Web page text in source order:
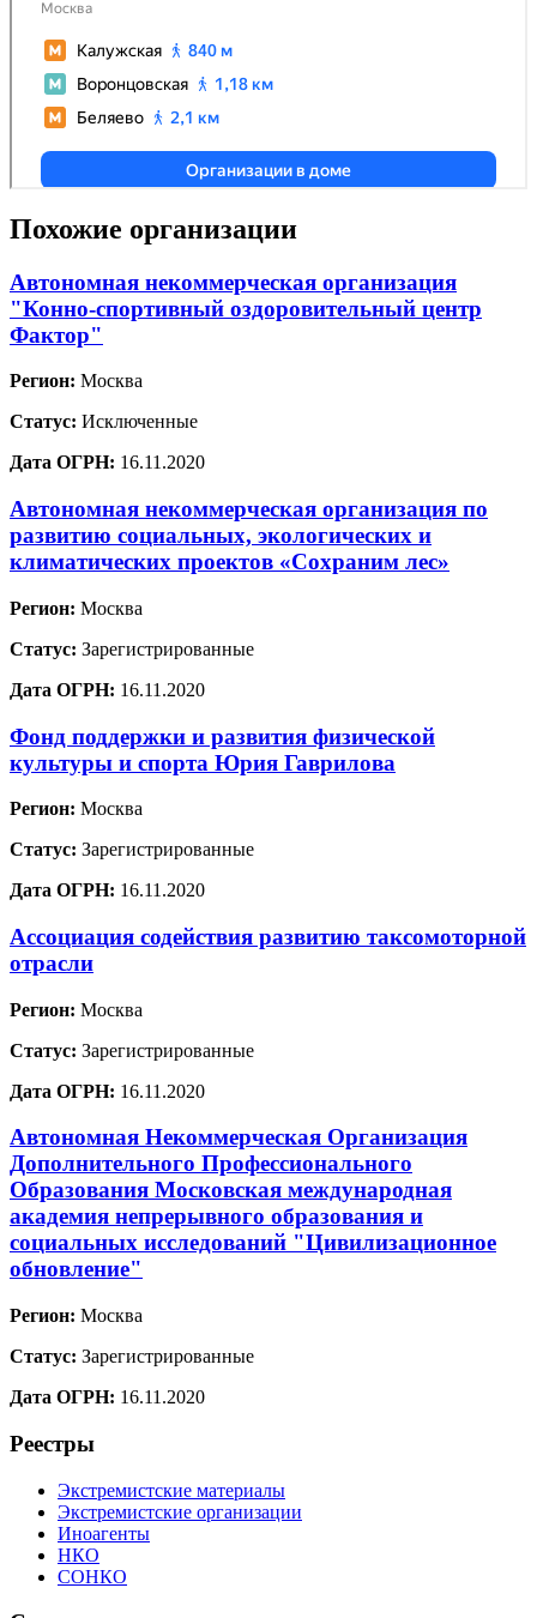
Похожие организации
Автономная некоммерческая организация
"Конно-спортивный оздоровительный центр
Фактор"
Регион: Москва
Статус: Исключенные
Дата ОГРН: 16.11.2020
Автономная некоммерческая организация по
развитию социальных, экологических и
климатических проектов «Сохраним лес»
Регион: Москва
Статус: Зарегистрированные
Дата ОГРН: 16.11.2020
Фонд поддержки и развития физической
культуры и спорта Юрия Гаврилова
Регион: Москва
Статус: Зарегистрированные
Дата ОГРН: 16.11.2020
Ассоциация содействия развитию таксомоторной
отрасли
Регион: Москва
Статус: Зарегистрированные
Дата ОГРН: 16.11.2020
Автономная Некоммерческая Организация
Дополнительного Профессионального
Образования Московская международная
академия непрерывного образования и
социальных исследований "Цивилизационное
обновление"
Регион: Москва
Статус: Зарегистрированные
Дата ОГРН: 16.11.2020
Реестры
Экстремистские материалы
Экстремистские организации
Иноагенты
НКО
СОНКО